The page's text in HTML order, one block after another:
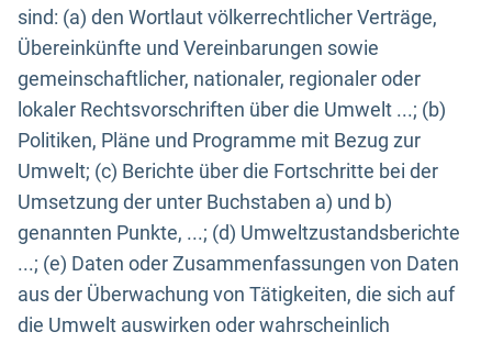
sind: (a) den Wortlaut völkerrechtlicher Verträge,
Übereinkünfte und Vereinbarungen sowie
gemeinschaftlicher, nationaler, regionaler oder
lokaler Rechtsvorschriften über die Umwelt ...; (b)
Politiken, Pläne und Programme mit Bezug zur
Umwelt; (c) Berichte über die Fortschritte bei der
Umsetzung der unter Buchstaben a) und b)
genannten Punkte, ...; (d) Umweltzustandsberichte
...; (e) Daten oder Zusammenfassungen von Daten
aus der Überwachung von Tätigkeiten, die sich auf
die Umwelt auswirken oder wahrscheinlich